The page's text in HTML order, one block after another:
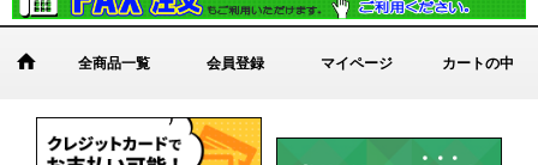
全商品一覧 会員登録 マイページ カートの中